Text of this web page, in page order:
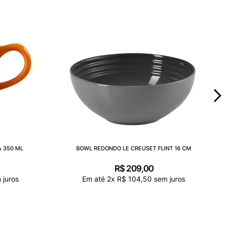
350 ML
juros
BOWL REDONDO LE CREUSET FLINT 16 CM
R$ 209,00
Em até 2x R$ 104,50 sem juros